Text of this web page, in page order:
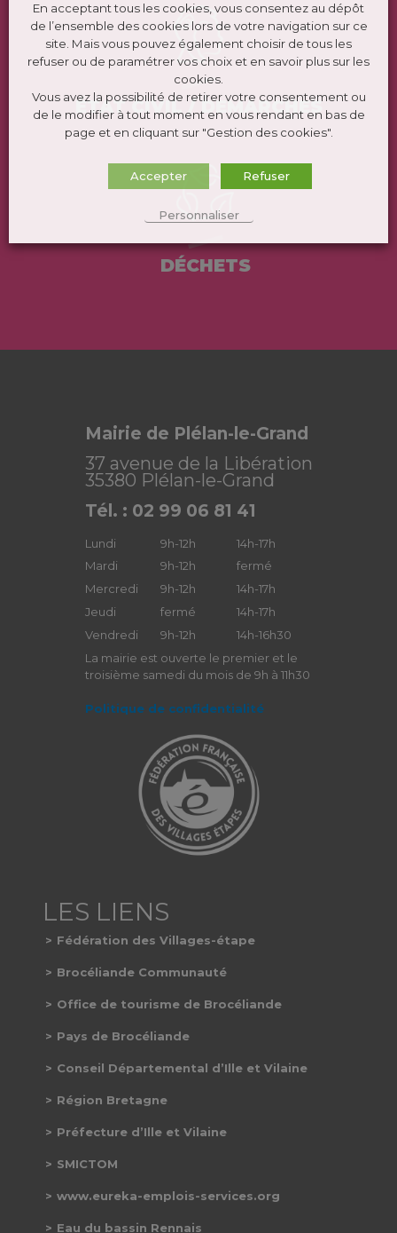
ÉTAT CIVIL / DEMARCHES
DÉCHETS
Mairie de Plélan-le-Grand
37 avenue de la Libération
35380 Plélan-le-Grand
Tél. : 02 99 06 81 41
Lundi 9h-12h
14h-17h
Mardi
9h-12h
fermé
Mercredi
9h-12h
14h-17h
Jeudi
fermé
14h-17h
Vendredi
9h-12h
14h-16h30
La mairie est ouverte le premier et le
troisième samedi du mois de 9h à 11h30
Politique de confidentialité
Fédération des Villages-étape
Brocéliande Communauté
Office de tourisme de Brocéliande
Pays de Brocéliande
Conseil Départemental d’Ille et Vilaine
Région Bretagne
Préfecture d’Ille et Vilaine
SMICTOM
www.eureka-emplois-services.org
Eau du bassin Rennais
En acceptant tous les cookies, vous consentez au dépôt
de l’ensemble des cookies lors de votre navigation sur ce
site. Mais vous pouvez également choisir de tous les
refuser ou de paramétrer vos choix et en savoir plus sur les
cookies.
Vous avez la possibilité de retirer votre consentement ou
de le modifier à tout moment en vous rendant en bas de
page et en cliquant sur "Gestion des cookies".
Accepter Refuser
Personnaliser